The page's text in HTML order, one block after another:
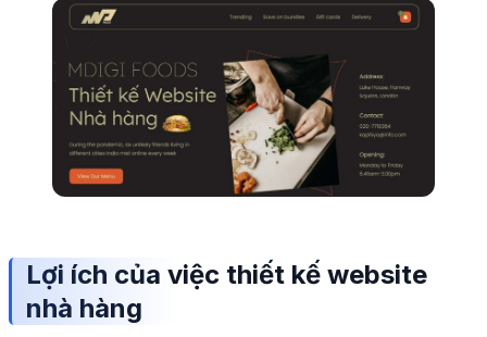
Lợi ích của việc thiết kế website
nhà hàng